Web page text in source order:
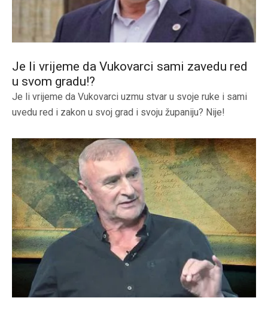
Je li vrijeme da Vukovarci sami zavedu red
u svom gradu!?
Je li vrijeme da Vukovarci uzmu stvar u svoje ruke i sami
uvedu red i zakon u svoj grad i svoju županiju? Nije!